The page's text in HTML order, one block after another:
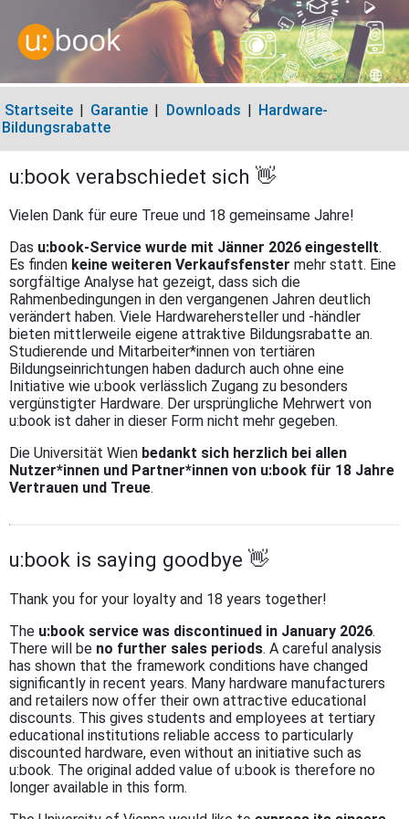
Startseite | Garantie | Downloads | Hardware-
Bildungsrabatte
u:book verabschiedet sich 👋
Vielen Dank für eure Treue und 18 gemeinsame Jahre!
Das u:book-Service wurde mit Jänner 2026 eingestellt.
Es finden keine weiteren Verkaufsfenster mehr statt. Eine
sorgfältige Analyse hat gezeigt, dass sich die
Rahmenbedingungen in den vergangenen Jahren deutlich
verändert haben. Viele Hardwarehersteller und -händler
bieten mittlerweile eigene attraktive Bildungsrabatte an.
Studierende und Mitarbeiter*innen von tertiären
Bildungseinrichtungen haben dadurch auch ohne eine
Initiative wie u:book verlässlich Zugang zu besonders
vergünstigter Hardware. Der ursprüngliche Mehrwert von
u:book ist daher in dieser Form nicht mehr gegeben.
Die Universität Wien bedankt sich herzlich bei allen
Nutzer*innen und Partner*innen von u:book für 18 Jahre
Vertrauen und Treue.
u:book is saying goodbye 👋
Thank you for your loyalty and 18 years together!
The u:book service was discontinued in January 2026.
There will be no further sales periods. A careful analysis
has shown that the framework conditions have changed
significantly in recent years. Many hardware manufacturers
and retailers now offer their own attractive educational
discounts. This gives students and employees at tertiary
educational institutions reliable access to particularly
discounted hardware, even without an initiative such as
u:book. The original added value of u:book is therefore no
longer available in this form.